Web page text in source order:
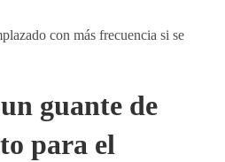
con más frecuencia si se
guante de
para el